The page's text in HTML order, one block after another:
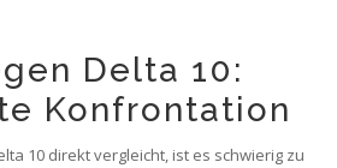
Delta 10:
Konfrontation
10 direkt vergleicht, ist es schwierig zu